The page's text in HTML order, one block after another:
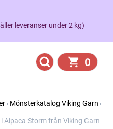
leveranser under 2 kg)
0
Mönsterkatalog Viking Garn
Alpaca Storm från Viking Garn